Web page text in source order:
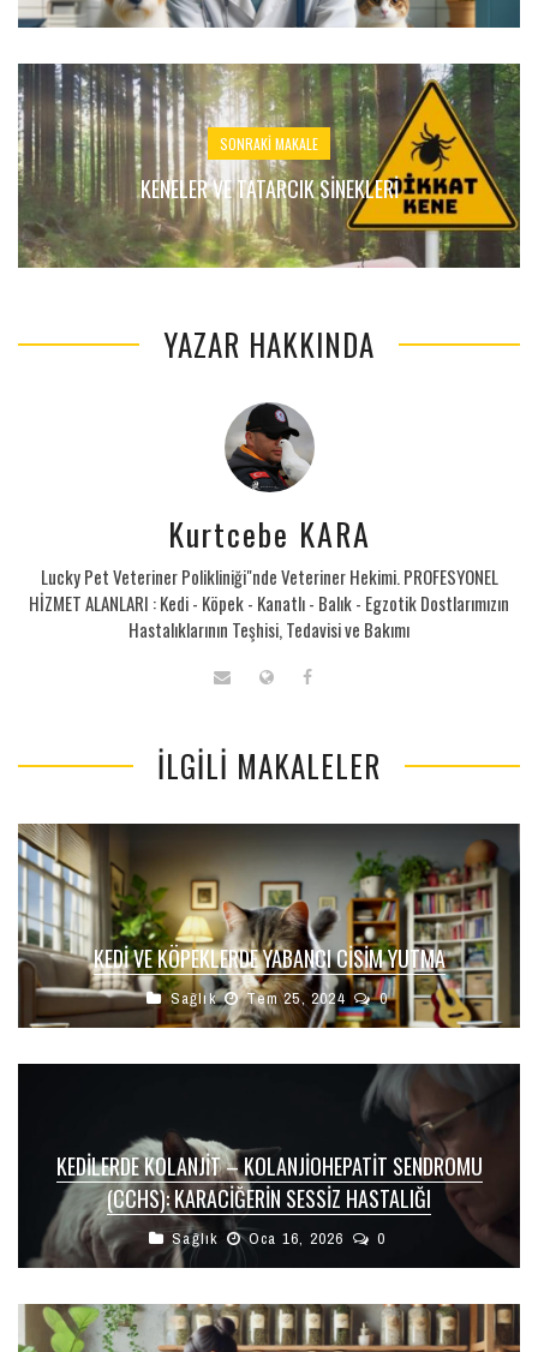
SONRAKI MAKALE
KENELER VE TATARCIK SINEKLERI
YAZAR HAKKINDA
Kurtcebe KARA
Lucky Pet Veteriner Polikliniği"nde Veteriner Hekimi. PROFESYONEL
HİZMET ALANLARI : Kedi - Köpek - Kanatlı - Balık - Egzotik Dostlarımızın
Hastalıklarının Teşhisi, Tedavisi ve Bakımı
İLGILI MAKALELER
KEDI VE KÖPEKLERDE YABANCI CISIM YUTMA
Sağlık Tem 25, 2024 0
KEDILERDE KOLANJIT – KOLANJIOHEPATIT SENDROMU
(CCHS): KARACIĞERIN SESSIZ HASTALIĞI
Sağlık Oca 16, 2026 0